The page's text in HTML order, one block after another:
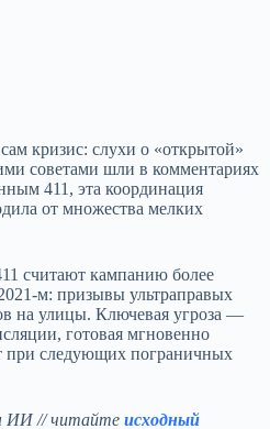
кризис: слухи о «открытой»
советами шли в комментариях
411, эта координация
от множества мелких
считают кампанию более
призывы ультраправых
на улицы. Ключевая угроза —
готовая мгновенно
при следующих пограничных
ИИ // читайте исходный